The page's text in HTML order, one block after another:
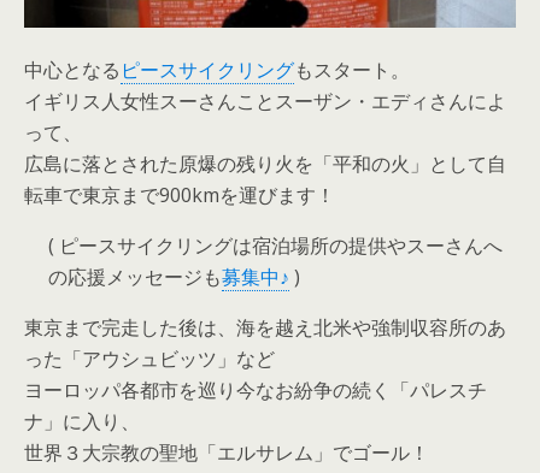
中心となる ピースサイクリングもスタート。
イギリス人女性スーさんことスーザン・エディさんによ
って、
広島に落とされた原爆の残り火を「平和の火」として自
転車で東京まで900kmを運びます！
( ピースサイクリングは宿泊場所の提供やスーさんへ
の応援メッセージも募集中♪ )
東京まで完走した後は、海を越え北米や強制収容所のあ
った「アウシュビッツ」など
ヨーロッパ各都市を巡り今なお紛争の続く「パレスチ
ナ」に入り、
世界３大宗教の聖地「エルサレム」でゴール！